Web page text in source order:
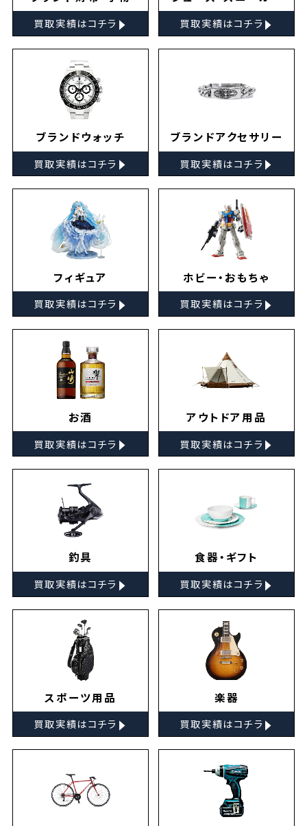
買取実績はコチラ ▸ 買取実績はコチラ ▸
ブランドウォッチ
買取実績はコチラ ▸
ブランドアクセサリー
買取実績はコチラ ▸
フィギュア
買取実績はコチラ ▸
ホビー・おもちゃ
買取実績はコチラ ▸
お酒
買取実績はコチラ ▸
アウトドア用品
買取実績はコチラ ▸
釣具
買取実績はコチラ ▸
食器・ギフト
買取実績はコチラ ▸
スポーツ用品
買取実績はコチラ ▸
楽器
買取実績はコチラ ▸